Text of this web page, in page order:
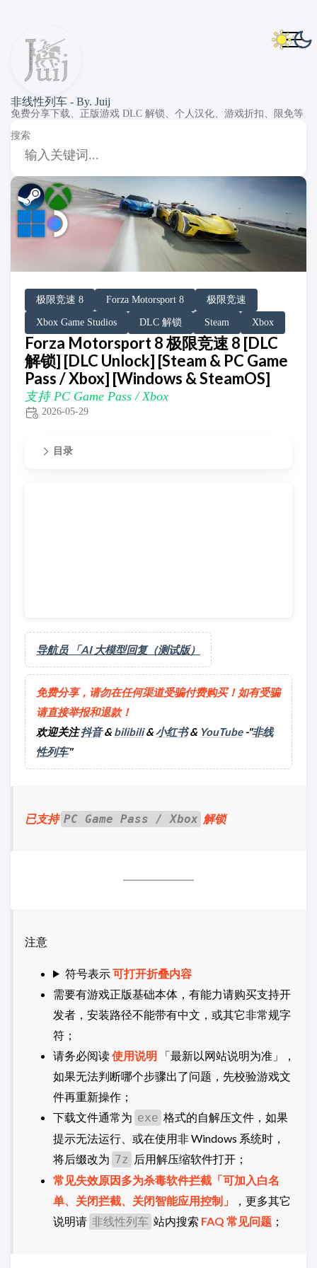
非线性列车 - By. Juij
免费分享下载、正版游戏 DLC 解锁、个人汉化、游戏折扣、限免等
搜索
极限竞速 8 Forza Motorsport 8 极限竞速
Xbox Game Studios DLC 解锁
DLC Unlock
DLC 补丁
DLC Patch
Steam
PC Game Pass
XGP
Xbox
Windows
SteamOS
Forza Motorsport 8 极限竞速 8 [DLC
解锁] [DLC Unlock] [Steam & PC Game
Pass / Xbox] [Windows & SteamOS]
支持 PC Game Pass / Xbox
2026-05-29
目录
导航员 「AI 大模型回复（测试版）
免费分享，请勿在任何渠道受骗付费购买！如有受骗
请直接举报和退款！
欢迎关注抖音& bilibili&小红书& YouTube-"非线
性列车"
已支持 PC Game Pass / Xbox 解锁
注意
符号表示可打开折叠内容
需要有游戏正版基础本体，有能力请购买支持开
发者，安装路径不能带有中文，或其它非常规字
符；
请务必阅读使用说明
「最新以网站说明为准」，
如果无法判断哪个步骤出了问题，先校验游戏文
件再重新操作；
下载文件通常为 exe 格式的自解压文件，如果
提示无法运行、或在使用非 Windows 系统时，
将后缀改为 7z 后用解压缩软件打开；
常见失效原因多为杀毒软件拦截「可加入白名
单、关闭拦截、关闭智能应用控制」
，更多其它
说明请 非线性列车 站内搜索 FAQ 常见问题 ；